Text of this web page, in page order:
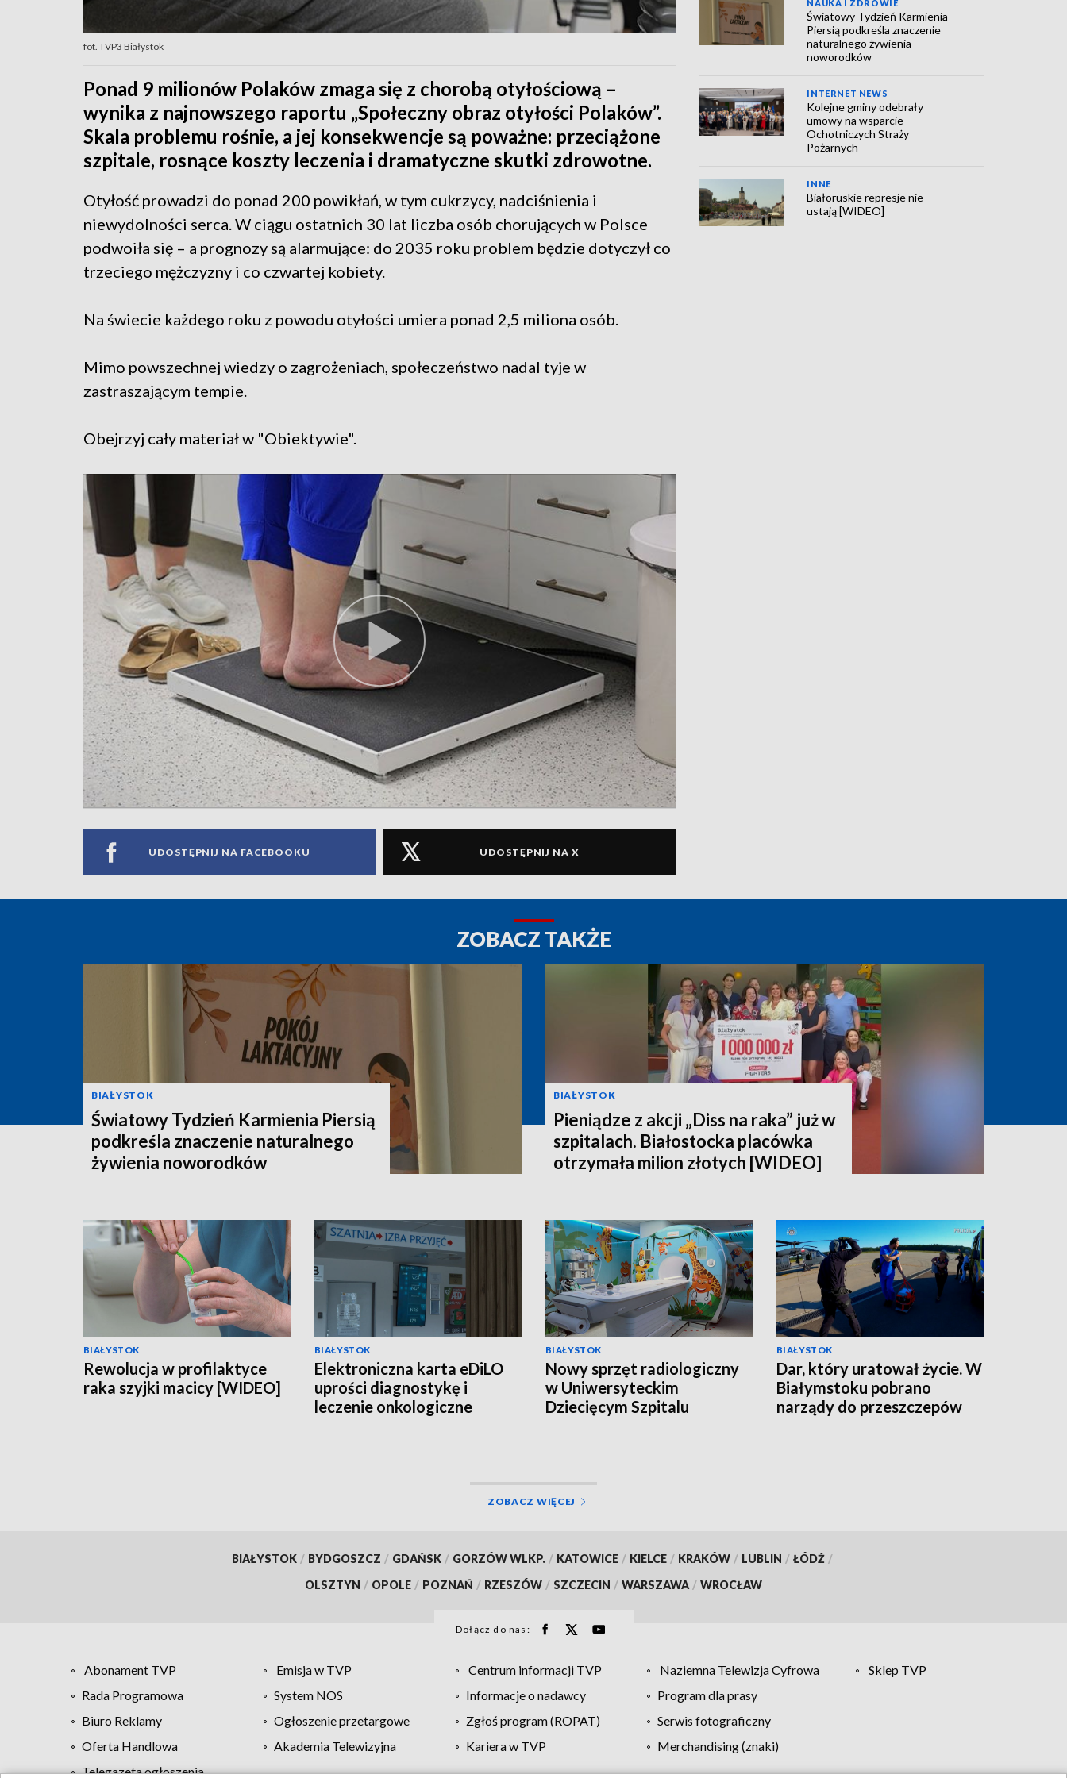
fot. TVP3 Białystok
Ponad 9 milionów Polaków zmaga się z chorobą otyłościową –
wynika z najnowszego raportu „Społeczny obraz otyłości Polaków”.
Skala problemu rośnie, a jej konsekwencje są poważne: przeciążone
szpitale, rosnące koszty leczenia i dramatyczne skutki zdrowotne.
Otyłość prowadzi do ponad 200 powikłań, w tym cukrzycy, nadciśnienia i
niewydolności serca. W ciągu ostatnich 30 lat liczba osób chorujących w Polsce
podwoiła się – a prognozy są alarmujące: do 2035 roku problem będzie dotyczył co
trzeciego mężczyzny i co czwartej kobiety.
Na świecie każdego roku z powodu otyłości umiera ponad 2,5 miliona osób.
Mimo powszechnej wiedzy o zagrożeniach, społeczeństwo nadal tyje w
zastraszającym tempie.
Obejrzyj cały materiał w "Obiektywie".
UDOSTĘPNIJ NA FACEBOOKU UDOSTĘPNIJ NA X
NAUKA I ZDROWIE
Światowy Tydzień Karmienia
Piersią podkreśla znaczenie
naturalnego żywienia
noworodków
INTERNET NEWS
Kolejne gminy odebrały
umowy na wsparcie
Ochotniczych Straży
Pożarnych
INNE
Białoruskie represje nie
ustają [WIDEO]
ZOBACZ TAKŻE
BIAŁYSTOK
Światowy Tydzień Karmienia Piersią
podkreśla znaczenie naturalnego
żywienia noworodków
BIAŁYSTOK
Pieniądze z akcji „Diss na raka” już w
szpitalach. Białostocka placówka
otrzymała milion złotych [WIDEO]
BIAŁYSTOK
Rewolucja w profilaktyce
raka szyjki macicy [WIDEO]
BIAŁYSTOK
Elektroniczna karta eDiLO
uprości diagnostykę i
leczenie onkologiczne
BIAŁYSTOK
Nowy sprzęt radiologiczny
w Uniwersyteckim
Dziecięcym Szpitalu
BIAŁYSTOK
Dar, który uratował życie. W
Białymstoku pobrano
narządy do przeszczepów
ZOBACZ WIĘCEJ
BIAŁYSTOK / BYDGOSZCZ / GDAŃSK / GORZÓW WLKP. / KATOWICE / KIELCE / KRAKÓW / LUBLIN / ŁÓDŹ /
OLSZTYN / OPOLE / POZNAŃ / RZESZÓW / SZCZECIN / WARSZAWA / WROCŁAW
Dołącz do nas:
Abonament TVP Emisja w TVP Centrum informacji TVP Naziemna Telewizja Cyfrowa
Sklep TVP
Rada Programowa
System NOS Informacje o nadawcy
Program dla prasy
Biuro Reklamy
Ogłoszenie przetargowe Zgłoś program (ROPAT)
Serwis fotograficzny
Oferta Handlowa
Akademia Telewizyjna Kariera w TVP
Merchandising (znaki)
Telegazeta ogłoszenia